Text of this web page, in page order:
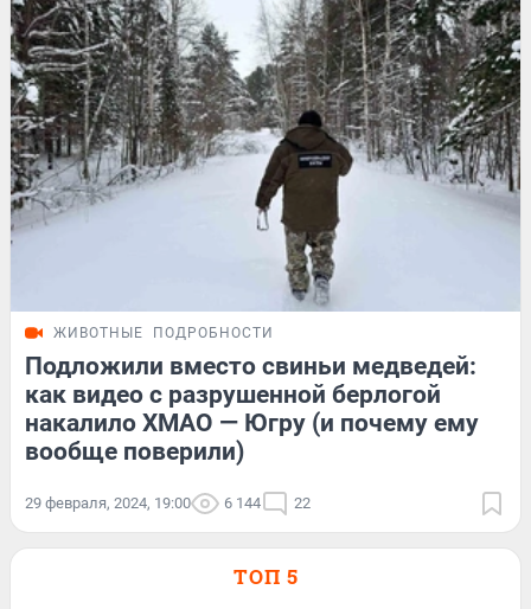
ЖИВОТНЫЕ ПОДРОБНОСТИ
Подложили вместо свиньи медведей:
как видео с разрушенной берлогой
накалило ХМАО — Югру (и почему ему
вообще поверили)
29 февраля, 2024, 19:00 6 144 22
ТОП 5